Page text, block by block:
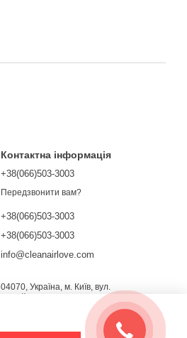
Контактна інформація
+38(066)503-3003
Передзвонити вам?
+38(066)503-3003
+38(066)503-3003
info@cleanairlove.com
04070, Україна, м. Київ, вул.